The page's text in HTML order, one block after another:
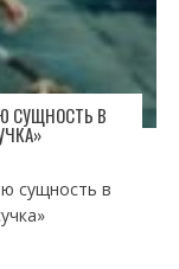
СУЩНОСТЬ В
сущность в